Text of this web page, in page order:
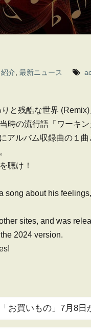
介 最新ニュース
りと残酷な世界 (Remix)
時の流行語「ワーキ
アルバム収録曲の１
聴け！
song about his
sites, and was
2024 version.
お買いもの」7月8日